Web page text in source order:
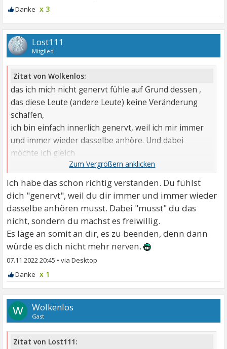
x 3
Lost111
Mitglied
Zitat von Wolkenlos:
das ich mich nicht genervt fühle auf Grund dessen ,
das diese Leute (andere Leute) keine Veränderung
schaffen,
ich bin einfach innerlich genervt, weil ich mir immer
und immer wieder dasselbe anhöre. Und dabei
möchte ich gleich
schreiben, das ich mir das ja immer wieder freiwillig
anhöre-
Ich habe das schon richtig verstanden. Du fühlst
dich "genervt", weil du dir immer und immer wieder
dasselbe anhören musst. Dabei "musst" du das
nicht, sondern du machst es freiwillig.
Es läge an somit an dir, es zu beenden, denn dann
würde es dich nicht mehr nerven.
07.11.2022 20:45 •
x 1
W Wolkenlos
Gast
Zitat von Lost111: